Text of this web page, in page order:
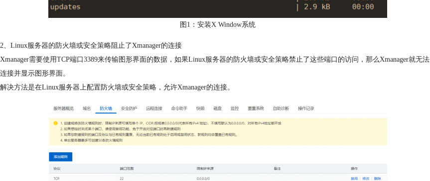
图1：安装X Window系统
2、Linux服务器的防火墙或安全策略阻止了Xmanager的连接
Xmanager需要使用TCP端口3389来传输图形界面的数据，如果Linux服务器的防火墙或安全策略禁止了这些端口的访问，那么Xmanager就无法
连接并显示图形界面。
解决方法是在Linux服务器上配置防火墙或安全策略，允许Xmanager的连接。